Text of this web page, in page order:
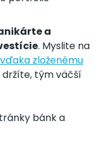
a
. Myslite na
vďaka zloženému
držíte, tým väčší
bánk a